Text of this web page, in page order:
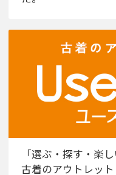
「選ぶ・探す・楽
古着のアウトレット